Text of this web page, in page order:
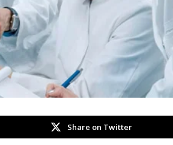
Share on Twitter